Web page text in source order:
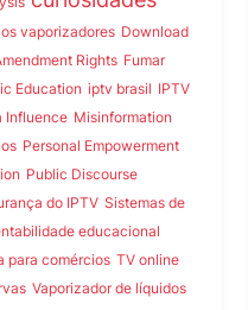
vaporizadores Download
Rights Fumar
Education iptv brasil IPTV
Influence Misinformation
Personal Empowerment
Public Discourse
do IPTV Sistemas de
educacional
para comércios TV online
Vaporizador de líquidos